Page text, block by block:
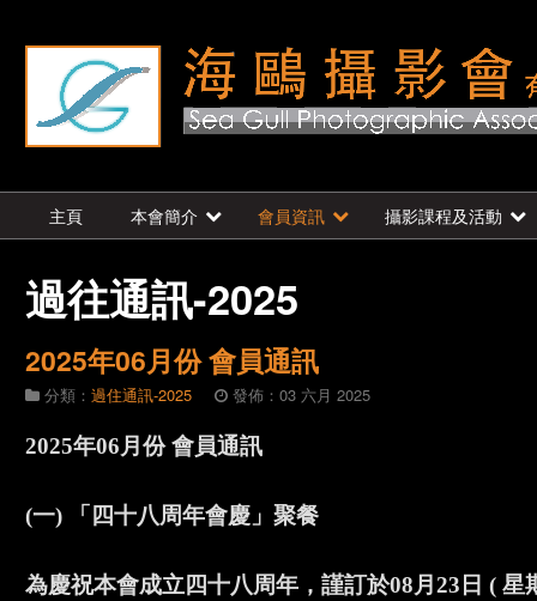
主頁 本會簡介 會員資訊 攝影課程及活動
過往通訊-2025
2025年06月份 會員通訊
分類： 過住通訊-2025 發佈：03 六月 2025
2025年06月份 會員通訊
(一) 「四十八周年會慶」聚餐
為慶祝本會成立四十八周年，謹訂於08月23日 (